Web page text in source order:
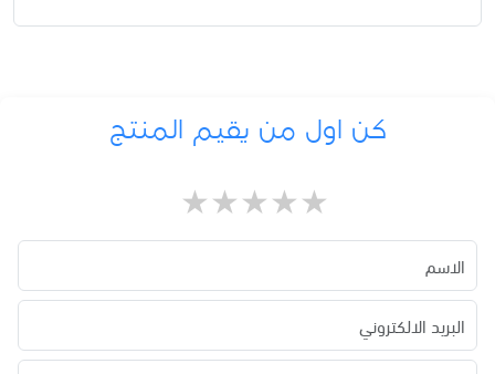
كن اول من يقيم المنتج